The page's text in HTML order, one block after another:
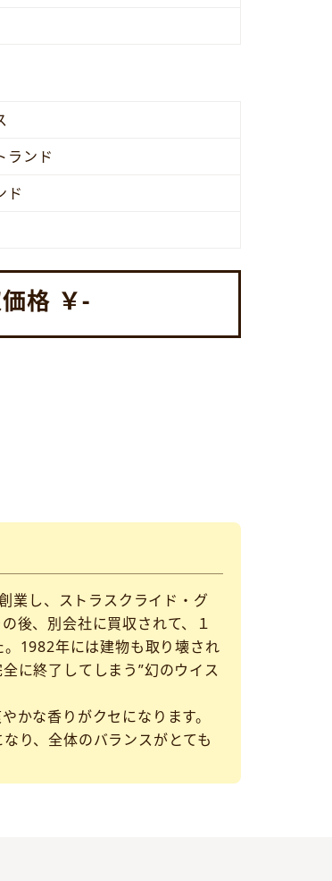
ランド
ド
格 ￥-
業し、ストラスクライド・グ
後、別会社に買収されて、１
1982年には建物も取り壊され
に終了してしまう”幻のウイス
かな香りがクセになります。
り、全体のバランスがとても